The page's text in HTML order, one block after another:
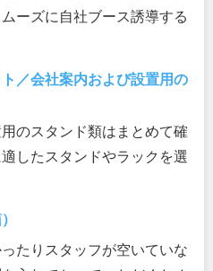
ーズに自社ブース誘導する
／会社案内および設置用の
のスタンド類はまとめて確
したスタンドやラックを選
たりスタッフが空いていな